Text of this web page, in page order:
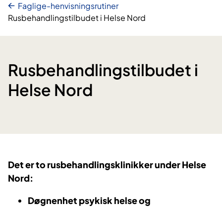
Faglige-henvisningsrutiner
Rusbehandlingstilbudet i Helse Nord
Rusbehandlingstilbudet i
Helse Nord
Det er to rusbehandlingsklinikker under Helse
Nord:
Døgnenhet psykisk helse og